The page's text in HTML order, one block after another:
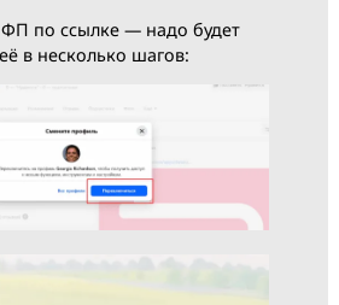
ФП по ссылке — надо будет
неё в несколько шагов: